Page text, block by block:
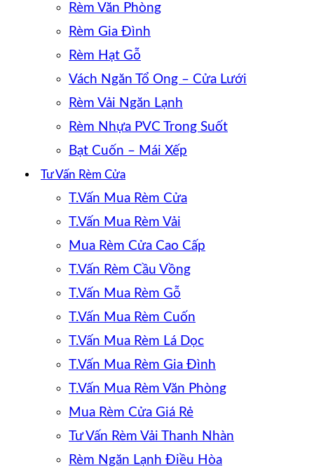
Rèm Văn Phòng
Rèm Gia Đình
Rèm Hạt Gỗ
Vách Ngăn Tổ Ong – Cửa Lưới
Rèm Vải Ngăn Lạnh
Rèm Nhựa PVC Trong Suốt
Bạt Cuốn – Mái Xếp
Tư Vấn Rèm Cửa
T.Vấn Mua Rèm Cửa
T.Vấn Mua Rèm Vải
Mua Rèm Cửa Cao Cấp
T.Vấn Rèm Cầu Vồng
T.Vấn Mua Rèm Gỗ
T.Vấn Mua Rèm Cuốn
T.Vấn Mua Rèm Lá Dọc
T.Vấn Mua Rèm Gia Đình
T.Vấn Mua Rèm Văn Phòng
Mua Rèm Cửa Giá Rẻ
Tư Vấn Rèm Vải Thanh Nhàn
Rèm Ngăn Lạnh Điều Hòa